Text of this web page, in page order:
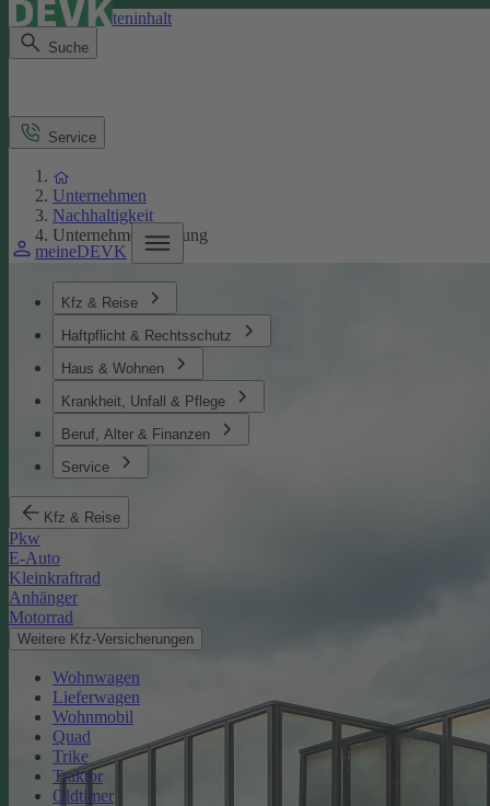
Direkt zum Seiteninhalt
Suche
meineDEVK
Kfz & Reise
Haftpflicht & Rechtsschutz
Haus & Wohnen
Krankheit, Unfall & Pflege
Beruf, Alter & Finanzen
Service
Kfz & Reise
Pkw
E-Auto
Kleinkraftrad
Anhänger
Motorrad
Weitere Kfz-Versicherungen
Wohnwagen
Lieferwagen
Wohnmobil
Quad
Trike
Traktor
Oldtimer
Service
Unternehmen
Nachhaltigkeit
Unternehmensführung